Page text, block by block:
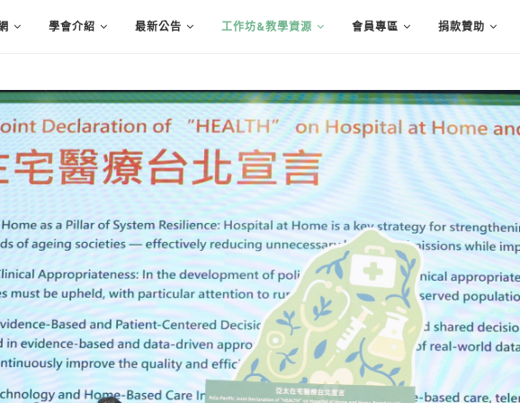
學會介紹 最新公告 工作坊&教學資源 會員專區 捐款贊助